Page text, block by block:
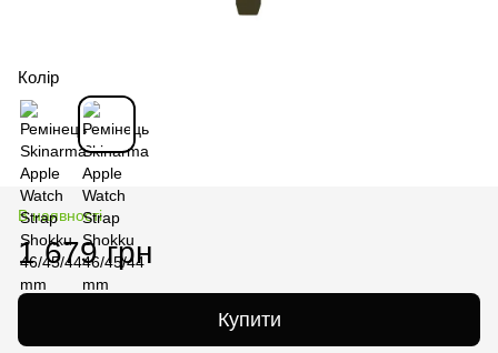
Колір
В наявності
1 679 грн
Купити